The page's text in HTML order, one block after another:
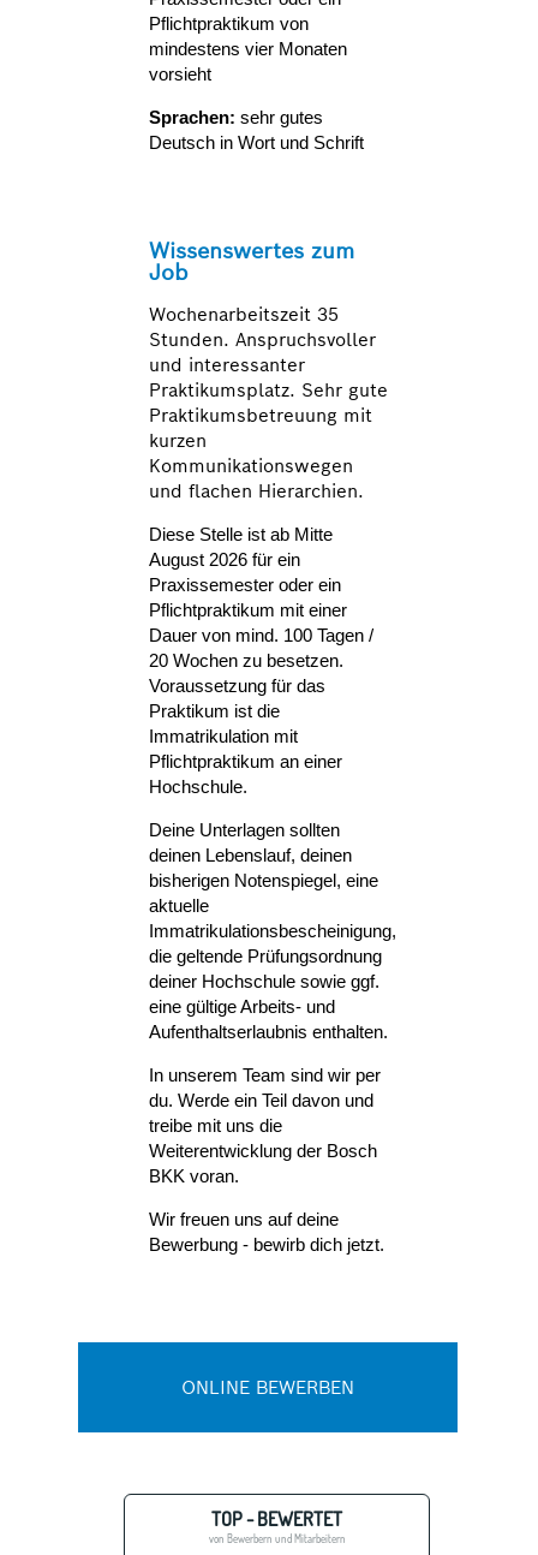
Pflichtpraktikum von
mindestens vier Monaten
vorsieht
Sprachen: sehr gutes
Deutsch in Wort und Schrift
Wissenswertes zum
Job
Wochenarbeitszeit 35
Stunden. Anspruchsvoller
und interessanter
Praktikumsplatz. Sehr gute
Praktikumsbetreuung mit
kurzen
Kommunikationswegen
und flachen Hierarchien.
Diese Stelle ist ab Mitte
August 2026 für ein
Praxissemester oder ein
Pflichtpraktikum mit einer
Dauer von mind. 100 Tagen /
20 Wochen zu besetzen.
Voraussetzung für das
Praktikum ist die
Immatrikulation mit
Pflichtpraktikum an einer
Hochschule.
Deine Unterlagen sollten
deinen Lebenslauf, deinen
bisherigen Notenspiegel, eine
aktuelle
Immatrikulationsbescheinigung,
die geltende Prüfungsordnung
deiner Hochschule sowie ggf.
eine gültige Arbeits- und
Aufenthaltserlaubnis enthalten.
In unserem Team sind wir per
du. Werde ein Teil davon und
treibe mit uns die
Weiterentwicklung der Bosch
BKK voran.
Wir freuen uns auf deine
Bewerbung - bewirb dich jetzt.
ONLINE BEWERBEN